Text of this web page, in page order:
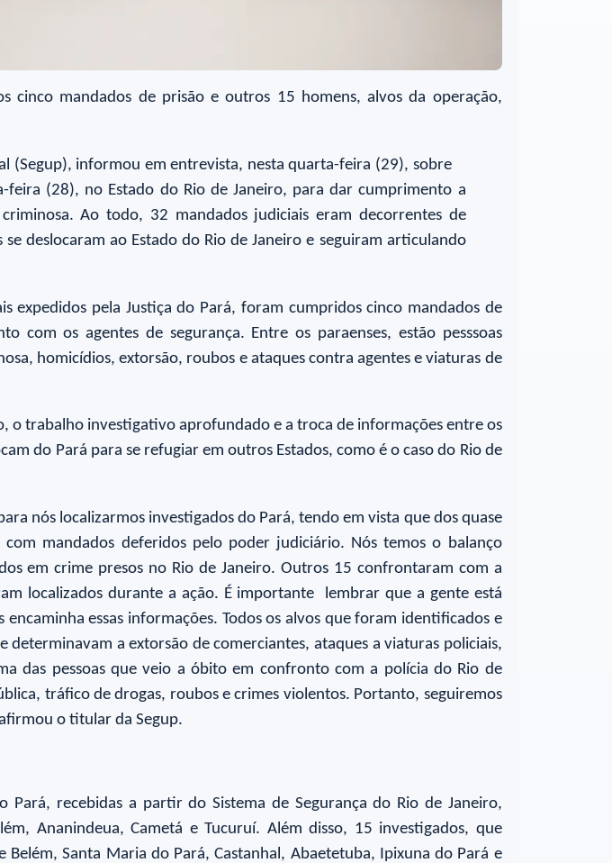
cinco mandados de prisão e outros 15 homens, alvos da operação,
(Segup), informou em entrevista, nesta quarta-feira (29), sobre
(28), no Estado do Rio de Janeiro, para dar cumprimento a
Ao todo, 32 mandados judiciais eram decorrentes de
deslocaram ao Estado do Rio de Janeiro e seguiram articulando
expedidos pela Justiça do Pará, foram cumpridos cinco mandados de
os agentes de segurança. Entre os paraenses, estão pesssoas
homicídios, extorsão, roubos e ataques contra agentes e viaturas de
o trabalho investigativo aprofundado e a troca de informações entre os
do Pará para se refugiar em outros Estados, como é o caso do Rio de
nós localizarmos investigados do Pará, tendo em vista que dos quase
mandados deferidos pelo poder judiciário. Nós temos o balanço
em crime presos no Rio de Janeiro. Outros 15 confrontaram com a
localizados durante a ação. É importante lembrar que a gente está
essas informações. Todos os alvos que foram identificados e
a extorsão de comerciantes, ataques a viaturas policiais,
das pessoas que veio a óbito em confronto com a polícia do Rio de
tráfico de drogas, roubos e crimes violentos. Portanto, seguiremos
o titular da Segup.
recebidas a partir do Sistema de Segurança do Rio de Janeiro,
Ananindeua, Cametá e Tucuruí. Além disso, 15 investigados, que
Santa Maria do Pará, Castanhal, Abaetetuba, Ipixuna do Pará e